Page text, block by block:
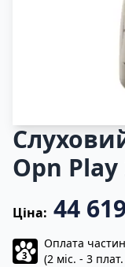
Opn Play
Ціна: 44 619
3
Оплата
(2 міс. - 3